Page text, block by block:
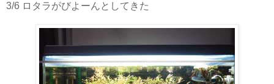
3/6 ロタラがびよーんとしてきた